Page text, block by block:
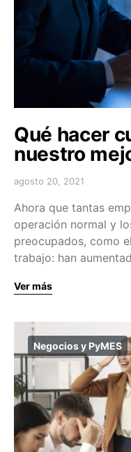
Qué hacer
nuestro
agosto 20, 2021
Ahora que tantas
operación normal y
preocupados, como
trabajo: han
Ver más
Negocios y PyMES